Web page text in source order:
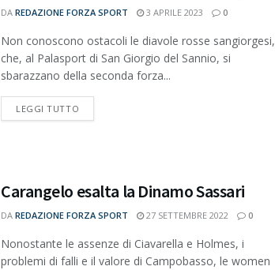
DA REDAZIONE FORZA SPORT 3 APRILE 2023 0
Non conoscono ostacoli le diavole rosse sangiorgesi,
che, al Palasport di San Giorgio del Sannio, si
sbarazzano della seconda forza...
LEGGI TUTTO
Carangelo esalta la Dinamo Sassari
DA REDAZIONE FORZA SPORT 27 SETTEMBRE 2022 0
Nonostante le assenze di Ciavarella e Holmes, i
problemi di falli e il valore di Campobasso, le women